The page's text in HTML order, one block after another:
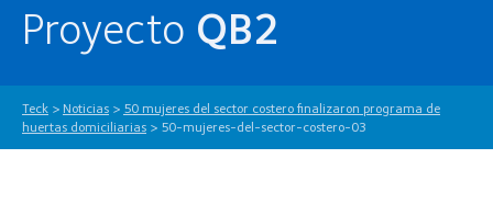
Proyecto QB2
Teck > Noticias > 50 mujeres del sector costero finalizaron programa de
huertas domiciliarias > 50-mujeres-del-sector-costero-03